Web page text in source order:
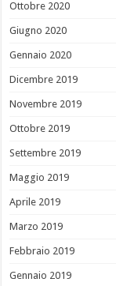
Ottobre 2020
Giugno 2020
Gennaio 2020
Dicembre 2019
Novembre 2019
Ottobre 2019
Settembre 2019
Maggio 2019
Aprile 2019
Marzo 2019
Febbraio 2019
Gennaio 2019